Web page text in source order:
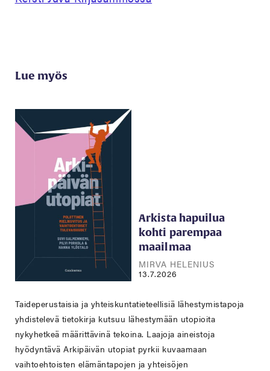
Lue myös
Arkista hapuilua
kohti parempaa
maailmaa
MIRVA HELENIUS
13.7.2026
Taideperustaisia ja yhteiskuntatieteellisiä lähestymistapoja
yhdistelevä tietokirja kutsuu lähestymään utopioita
nykyhetkeä määrittävinä tekoina. Laajoja aineistoja
hyödyntävä Arkipäivän utopiat pyrkii kuvaamaan
vaihtoehtoisten elämäntapojen ja yhteisöjen